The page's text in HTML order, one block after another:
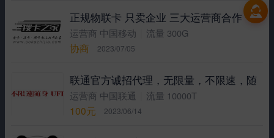
正规物联卡 只卖企业 三大运营商合作
运营商 中国移动 流量 300G
协商 2023/07/05
联通官方诚招代理，无限量，不限速，随
运营商 中国联通 流量 10000T
100元 2023/06/14